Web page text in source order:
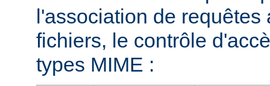
l'association de requêtes
fichiers, le contrôle
types MIME :